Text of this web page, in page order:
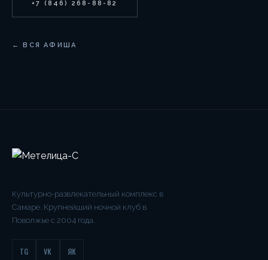
+7 (846) 268-88-82
← ВСЯ АФИША
Культурно-развлекательный комплекс в
Самаре. Крупнейший ночной клуб в
Поволжье с 2004 года.
TG VK ЯК